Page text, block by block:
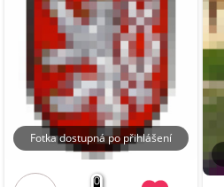
Fotka dostupná po přihlášení